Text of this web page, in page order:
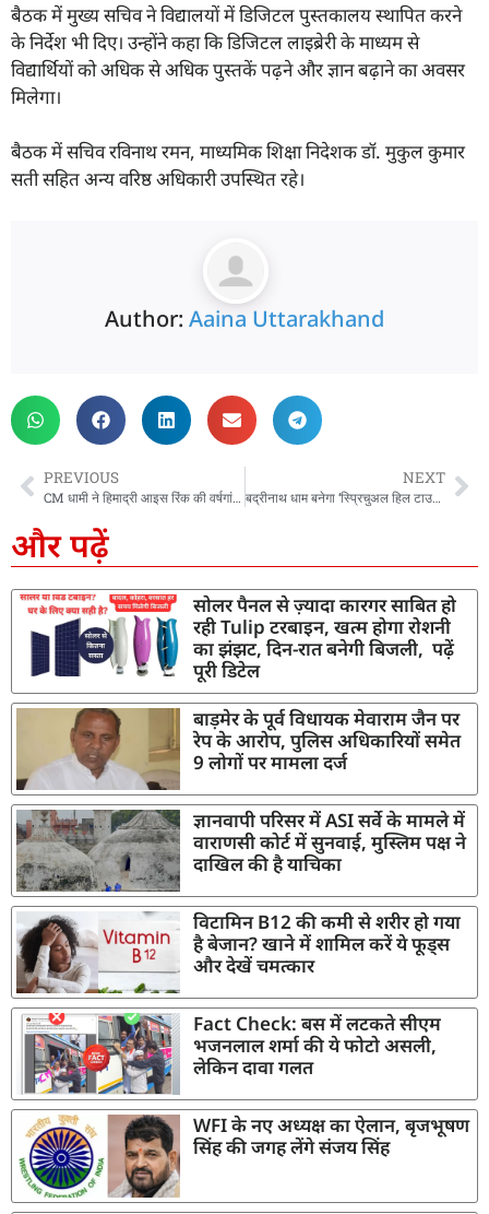
बैठक में मुख्य सचिव ने विद्यालयों में डिजिटल पुस्तकालय स्थापित करने
के निर्देश भी दिए। उन्होंने कहा कि डिजिटल लाइब्रेरी के माध्यम से
विद्यार्थियों को अधिक से अधिक पुस्तकें पढ़ने और ज्ञान बढ़ाने का अवसर
मिलेगा।
बैठक में सचिव रविनाथ रमन, माध्यमिक शिक्षा निदेशक डॉ. मुकुल कुमार
सती सहित अन्य वरिष्ठ अधिकारी उपस्थित रहे।
Author: Aaina Uttarakhand
PREVIOUS
CM धामी ने हिमाद्री आइस रिंक की वर्षगांठ पर की शिरकत, कहा- प्रदेश में जल्द लागू करेंगे ‘स्पोर्टर्स लिगेसी प्लान’ 8 शहरों में खोली जाएंगी 23 खेल अकादमियां
NEXT
बद्रीनाथ धाम बनेगा ‘स्प्रिचुअल हिल टाउन’, मुख्यमंत्री पुष्कर सिंह धामी ने की मास्टर प्लान की समीक्षा
और पढ़ें
सोलर पैनल से ज़्यादा कारगर साबित हो
रही Tulip टरबाइन, खत्म होगा रोशनी
का झंझट, दिन-रात बनेगी बिजली, पढ़ें
पूरी डिटेल
बाड़मेर के पूर्व विधायक मेवाराम जैन पर
रेप के आरोप, पुलिस अधिकारियों समेत
9 लोगों पर मामला दर्ज
ज्ञानवापी परिसर में ASI सर्वे के मामले में
वाराणसी कोर्ट में सुनवाई, मुस्लिम पक्ष ने
दाखिल की है याचिका
विटामिन B12 की कमी से शरीर हो गया
है बेजान? खाने में शामिल करें ये फूड्स
और देखें चमत्कार
Fact Check: बस में लटकते सीएम
भजनलाल शर्मा की ये फोटो असली,
लेकिन दावा गलत
WFI के नए अध्यक्ष का ऐलान, बृजभूषण
सिंह की जगह लेंगे संजय सिंह